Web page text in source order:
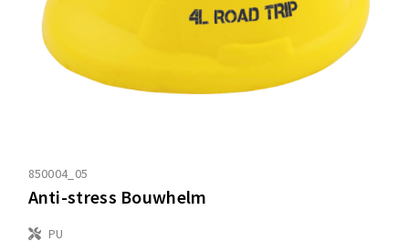
850004_05
Anti-stress Bouwhelm
PU